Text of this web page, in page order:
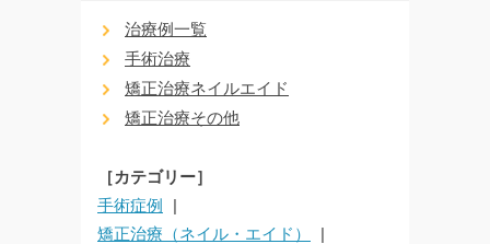
治療例一覧
手術治療
矯正治療ネイルエイド
矯正治療その他
［カテゴリー］
手術症例
矯正治療（ネイル・エイド）